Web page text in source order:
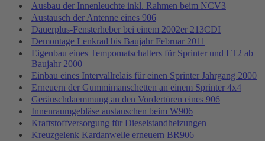
Ausbau der Innenleuchte inkl. Rahmen beim NCV3
Austausch der Antenne eines 906
Dauerplus-Fensterheber bei einem 2002er 213CDI
Demontage Lenkrad bis Baujahr Februar 2011
Eigenbau eines Tempomatschalters für Sprinter und LT2 ab
Baujahr 2000
Einbau eines Intervallrelais für einen Sprinter Jahrgang 2000
Erneuern der Gummimanschetten an einem Sprinter 4x4
Geräuschdaemmung an den Vordertüren eines 906
Innenraumgebläse austauschen beim W906
Kraftstoffversorgung für Dieselstandheizungen
Kreuzgelenk Kardanwelle erneuern BR906